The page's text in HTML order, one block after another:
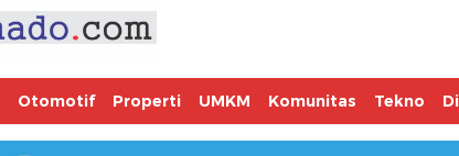
Otomotif Properti UMKM Komunitas Tekno